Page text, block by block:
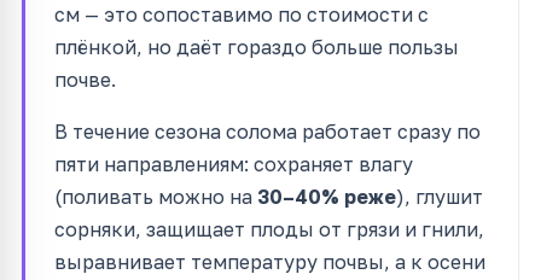
см — это сопоставимо по стоимости с
плёнкой, но даёт гораздо больше пользы
почве.
В течение сезона солома работает сразу по
пяти направлениям: сохраняет влагу
(поливать можно на 30–40% реже), глушит
сорняки, защищает плоды от грязи и гнили,
выравнивает температуру почвы, а к осени